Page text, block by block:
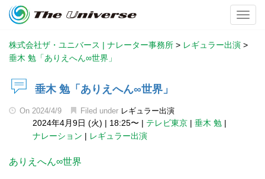
株式会社ザ・ユニバース | ナレーター事務所 > レギュラー出演 >
垂木 勉「ありえへん∞世界」
垂木 勉「ありえへん∞世界」
On 2024/4/9 Filed under レギュラー出演
2024年4月9日 (火) | 18:25〜 | テレビ東京 | 垂木 勉 |
ナレーション | レギュラー出演
ありえへん∞世界